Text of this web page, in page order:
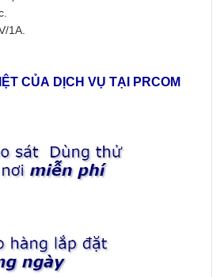
1A.
CỦA DỊCH VỤ TẠI PRCOM